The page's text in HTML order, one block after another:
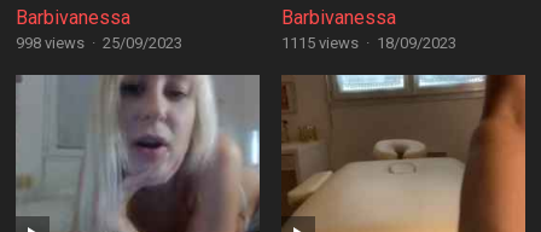
Barbivanessa
998 views · 25/09/2023
Barbivanessa
1115 views · 18/09/2023